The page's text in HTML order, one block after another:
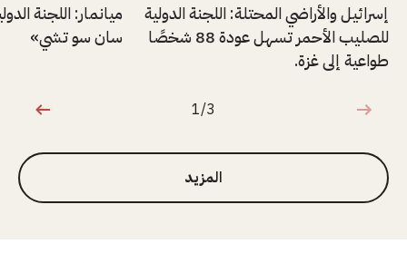
إسرائيل والأراضي المحتلة: اللجنة الدولية
للصليب الأحمر تسهل عودة 88 شخصًا
طواعية إلى غزة.
ميانمار: اللجنة
سان سو تشي»
1 من 3
1/3
المزيد